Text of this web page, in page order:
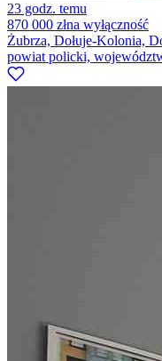
23 godz. temu
870 000 złna wyłączność
Żubrza, Dołuje-Kolonia,
powiat policki,